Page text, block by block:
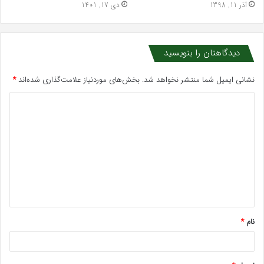
آذر 11, 1398 دی 17, 1401
دیدگاهتان را بنویسید
نشانی ایمیل شما منتشر نخواهد شد. بخش‌های موردنیاز علامت‌گذاری شده‌اند*
*
نام*